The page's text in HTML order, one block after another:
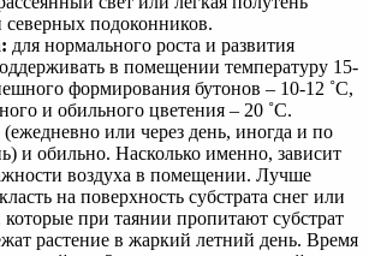
подоконников.
для нормального роста и развития
в помещении температуру 15-
формирования бутонов – 10-12 ˚C,
и обильного цветения – 20 ˚C.
(ежедневно или через день, иногда и по
и обильно. Насколько именно, зависит
воздуха в помещении. Лучше
на поверхность субстрата снег или
которые при таянии пропитают субстрат
растение в жаркий летний день. Время